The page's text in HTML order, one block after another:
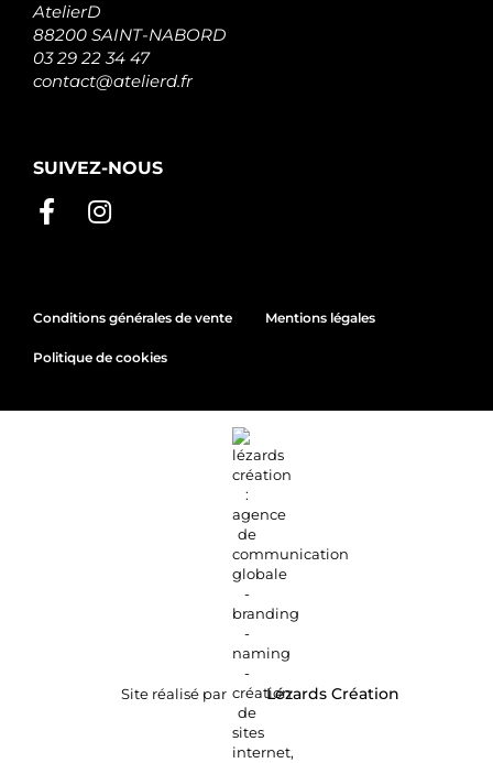
AtelierD
88200 SAINT-NABORD
03 29 22 34 47
contact@atelierd.fr
SUIVEZ-NOUS
Conditions générales de vente Mentions légales
Politique de cookies
Site réalisé par Lézards Création